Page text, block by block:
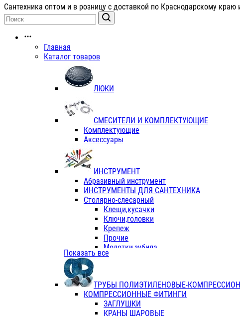
Сантехника оптом и в розницу с доставкой по Краснодарскому краю
Главная
Каталог товаров
ЛЮКИ
СМЕСИТЕЛИ И КОМПЛЕКТУЮЩИЕ
Комплектующие
Аксессуары
ИНСТРУМЕНТ
Абразивный инструмент
ИНСТРУМЕНТЫ ДЛЯ САНТЕХНИКА
Столярно-слесарный
Клещи,кусачки
Ключи,головки
Крепеж
Прочие
Молотки,зубила
Пассатижи,тонкогубцы,утконосы
Отвертки
Хоз. инвентарь
ЭЛ. ИНСТРУМЕНТ OASIS
Показать все
ТРУБЫ ПОЛИЭТИЛЕНОВЫЕ-
КОМПРЕССИОННЫЕ ФИТИНГИ
ЗАГЛУШКИ
КРАНЫ ШАРОВЫЕ